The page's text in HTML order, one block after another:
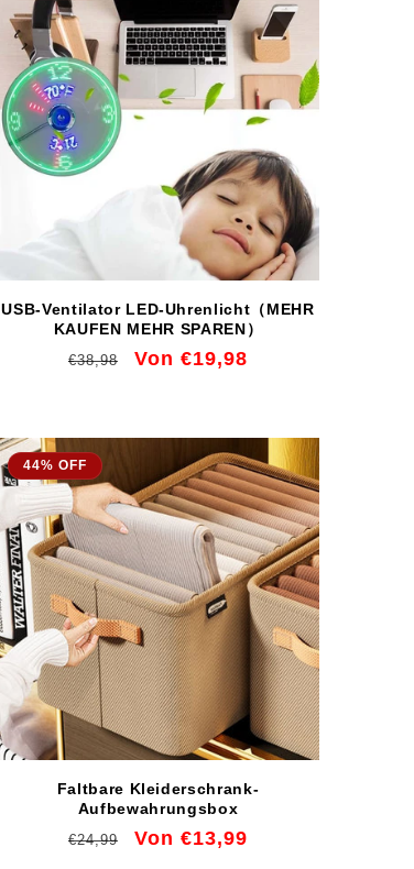
USB-Ventilator LED-Uhrenlicht（MEHR
KAUFEN MEHR SPAREN）
Normaler
€38,98 Verkaufspreis
Von €19,98
44% OFF
Faltbare Kleiderschrank-
Aufbewahrungsbox
Normaler
€24,99 Verkaufspreis
Von €13,99